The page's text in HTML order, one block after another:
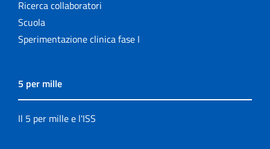
Ricerca collaboratori
Scuola
Sperimentazione clinica fase I
5 per mille
Il 5 per mille e l'ISS